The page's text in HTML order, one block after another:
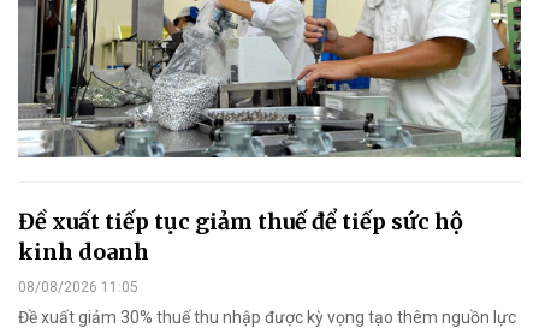
Đề xuất tiếp tục giảm thuế để tiếp sức hộ
kinh doanh
08/08/2026 11:05
Đề xuất giảm 30% thuế thu nhập được kỳ vọng tạo thêm nguồn lực